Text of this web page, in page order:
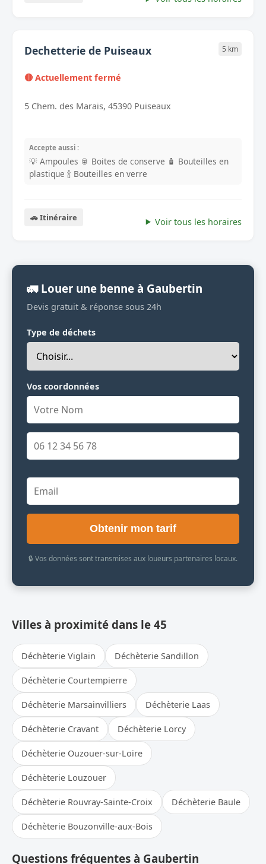
Dechetterie de Puiseaux 5 km
🔴 Actuellement fermé
5 Chem. des Marais, 45390 Puiseaux
Accepte aussi :
💡 Ampoules 🥫 Boites de conserve 🧴 Bouteilles en
plastique 🍾 Bouteilles en verre
🚗 Itinéraire Voir tous les horaires
🚛 Louer une benne à Gaubertin
Devis gratuit & réponse sous 24h
Type de déchets
Vos coordonnées
Obtenir mon tarif
🔒 Vos données sont transmises aux loueurs partenaires locaux.
Villes à proximité dans le 45
Déchèterie Viglain Déchèterie Sandillon
Déchèterie Courtempierre
Déchèterie Marsainvilliers Déchèterie Laas
Déchèterie Cravant Déchèterie Lorcy
Déchèterie Ouzouer-sur-Loire
Déchèterie Louzouer
Déchèterie Rouvray-Sainte-Croix Déchèterie Baule
Déchèterie Bouzonville-aux-Bois
Questions fréquentes à Gaubertin